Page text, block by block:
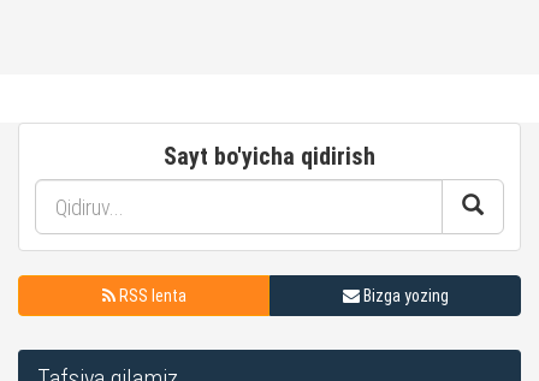
Sayt bo'yicha qidirish
RSS lenta Bizga yozing